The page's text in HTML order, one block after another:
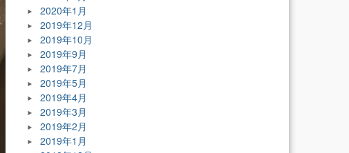
2020年1月
2019年12月
2019年10月
2019年9月
2019年7月
2019年5月
2019年4月
2019年3月
2019年2月
2019年1月